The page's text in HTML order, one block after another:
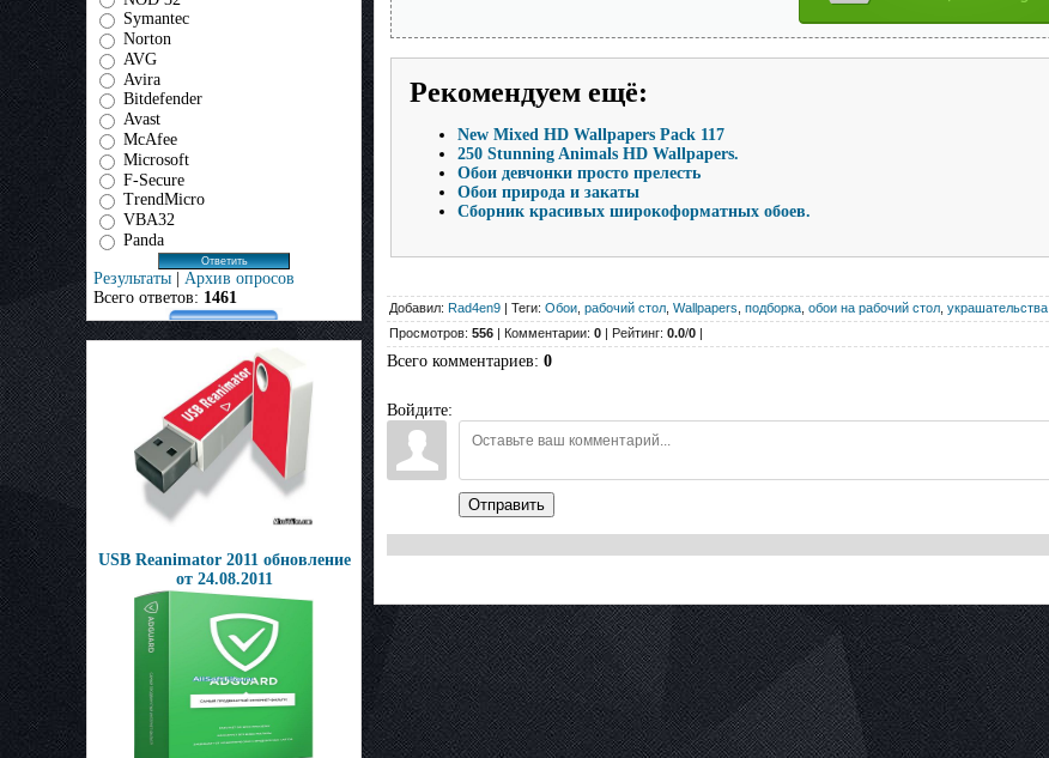
Symantec
Norton
AVG
Avira
Bitdefender
Avast
McAfee
Microsoft
F-Secure
TrendMicro
VBA32
Panda
Результаты | Архив опросов
Всего ответов: 1461
USB Reanimator 2011 обновление
от 24.08.2011
Рекомендуем ещё:
New Mixed HD Wallpapers Pack 117
250 Stunning Animals HD Wallpapers.
Обои девчонки просто прелесть
Обои природа и закаты
Сборник красивых широкоформатных обоев.
Добавил: Rad4en9 | Теги: Обои рабочий стол Wallpapers подборка обои на рабочий стол украшательства
Просмотров: 556 | Комментарии: 0 | Рейтинг: 0.0/0 |
Всего комментариев: 0
Войдите:
Отправить